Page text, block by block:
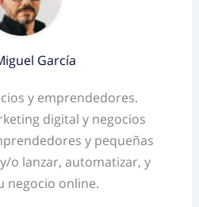
García
y emprendedores.
digital y negocios
y pequeñas
o lanzar, automatizar, y
negocio online.